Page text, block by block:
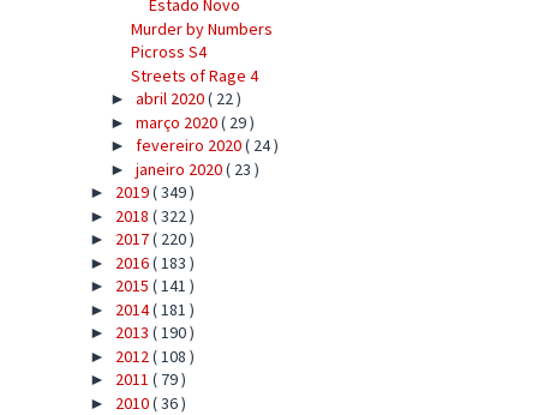
Estado Novo
Murder by Numbers
Picross S4
Streets of Rage 4
► abril 2020( 22 )
► março 2020( 29 )
► fevereiro 2020( 24 )
► janeiro 2020( 23 )
► 2019( 349 )
► 2018 ( 322 )
► 2017( 220 )
► 2016( 183 )
► 2015 ( 141 )
► 2014( 181 )
► 2013 ( 190 )
► 2012( 108 )
► 2011 ( 79 )
► 2010( 36 )